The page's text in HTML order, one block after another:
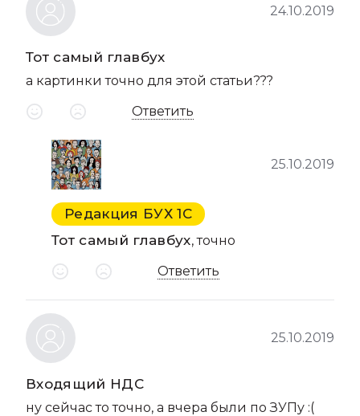
Тот самый главбух
24.10.2019
а картинки точно для этой статьи???
Ответить
Редакция БУХ 1С
25.10.2019
Тот самый главбух, точно
Ответить
Входящий НДС
25.10.2019
ну сейчас то точно, а вчера были по ЗУПу :(